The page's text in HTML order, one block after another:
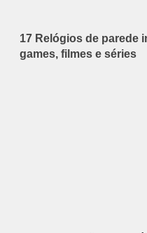
17 Relógios de parede
games, filmes e séries